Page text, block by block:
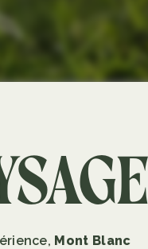
Mont Blanc